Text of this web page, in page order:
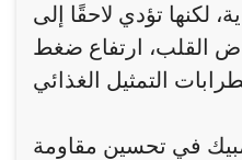
لكنها تؤدي لاحقًا إلى
القلب، ارتفاع ضغط
في تحسين مقاومة